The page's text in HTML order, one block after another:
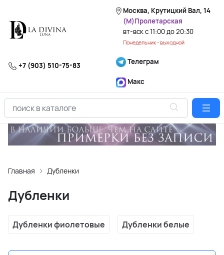
Москва, Крутицкий Вал, 14
(М)Пролетарская
вт-вск с 11:00 до 20:30
Понедельник - выходной
+7 (903) 510-75-83 Телеграм
Макс
Главная Дубленки
Дубленки
Дубленки фиолетовые Дубленки белые